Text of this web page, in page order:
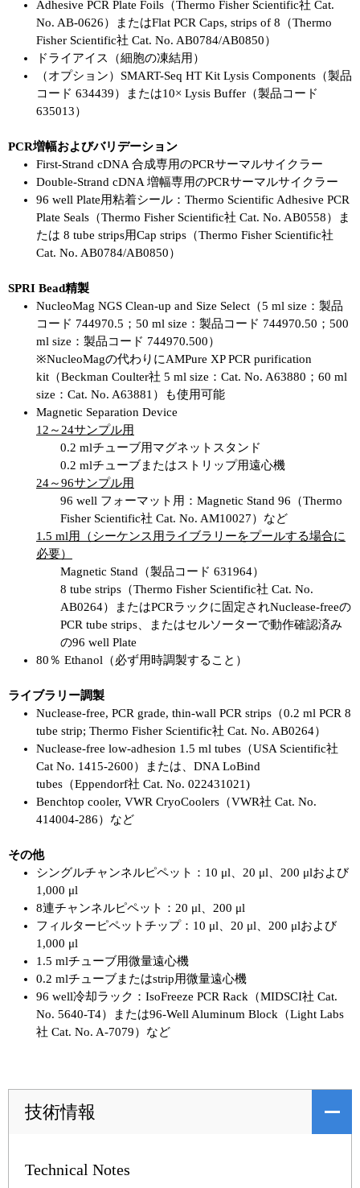
Adhesive PCR Plate Foils（Thermo Fisher Scientific社 Cat.
No. AB-0626）またはFlat PCR Caps, strips of 8（Thermo
Fisher Scientific社 Cat. No. AB0784/AB0850）
ドライアイス（細胞の凍結用）
（オプション）SMART-Seq HT Kit Lysis Components（製品
コード 634439）または10× Lysis Buffer（製品コード
635013）
PCR増幅およびバリデーション
First-Strand cDNA 合成専用のPCRサーマルサイクラー
Double-Strand cDNA 増幅専用のPCRサーマルサイクラー
96 well Plate用粘着シール：Thermo Scientific Adhesive PCR
Plate Seals（Thermo Fisher Scientific社 Cat. No. AB0558）ま
たは 8 tube strips用Cap strips（Thermo Fisher Scientific社
Cat. No. AB0784/AB0850）
SPRI Bead精製
NucleoMag NGS Clean-up and Size Select（5 ml size：製品
コード 744970.5；50 ml size：製品コード 744970.50；500
ml size：製品コード 744970.500）
※NucleoMagの代わりにAMPure XP PCR purification
kit（Beckman Coulter社 5 ml size：Cat. No. A63880；60 ml
size：Cat. No. A63881）も使用可能
Magnetic Separation Device
12～24サンプル用
0.2 mlチューブ用マグネットスタンド
0.2 mlチューブまたはストリップ用遠心機
24～96サンプル用
96 well フォーマット用：Magnetic Stand 96（Thermo
Fisher Scientific社 Cat. No. AM10027）など
1.5 ml用（シーケンス用ライブラリーをプールする場合に
必要）
Magnetic Stand（製品コード 631964）
8 tube strips（Thermo Fisher Scientific社 Cat. No.
AB0264）またはPCRラックに固定されNuclease-freeの
PCR tube strips、またはセルソーターで動作確認済み
の96 well Plate
80％ Ethanol（必ず用時調製すること）
ライブラリー調製
Nuclease-free, PCR grade, thin-wall PCR strips（0.2 ml PCR 8
tube strip; Thermo Fisher Scientific社 Cat. No. AB0264）
Nuclease-free low-adhesion 1.5 ml tubes（USA Scientific社
Cat No. 1415-2600）または、DNA LoBind
tubes（Eppendorf社 Cat. No. 022431021)
Benchtop cooler, VWR CryoCoolers（VWR社 Cat. No.
414004-286）など
その他
シングルチャンネルピペット：10 μl、20 μl、200 μlおよび
1,000 μl
8連チャンネルピペット：20 μl、200 μl
フィルターピペットチップ：10 μl、20 μl、200 μlおよび
1,000 μl
1.5 mlチューブ用微量遠心機
0.2 mlチューブまたはstrip用微量遠心機
96 well冷却ラック：IsoFreeze PCR Rack（MIDSCI社 Cat.
No. 5640-T4）または96-Well Aluminum Block（Light Labs
社 Cat. No. A-7079）など
技術情報
Technical Notes